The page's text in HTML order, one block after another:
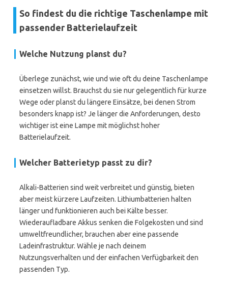
So findest du die richtige Taschenlampe mit
passender Batterielaufzeit
Welche Nutzung planst du?
Überlege zunächst, wie und wie oft du deine Taschenlampe
einsetzen willst. Brauchst du sie nur gelegentlich für kurze
Wege oder planst du längere Einsätze, bei denen Strom
besonders knapp ist? Je länger die Anforderungen, desto
wichtiger ist eine Lampe mit möglichst hoher
Batterielaufzeit.
Welcher Batterietyp passt zu dir?
Alkali-Batterien sind weit verbreitet und günstig, bieten
aber meist kürzere Laufzeiten. Lithiumbatterien halten
länger und funktionieren auch bei Kälte besser.
Wiederaufladbare Akkus senken die Folgekosten und sind
umweltfreundlicher, brauchen aber eine passende
Ladeinfrastruktur. Wähle je nach deinem
Nutzungsverhalten und der einfachen Verfügbarkeit den
passenden Typ.